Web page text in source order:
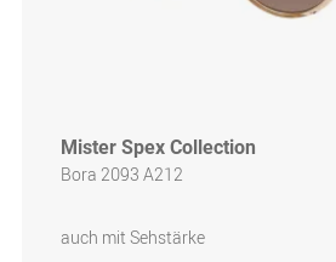
Mister Spex Collection
Bora 2093 A212
auch mit Sehstärke